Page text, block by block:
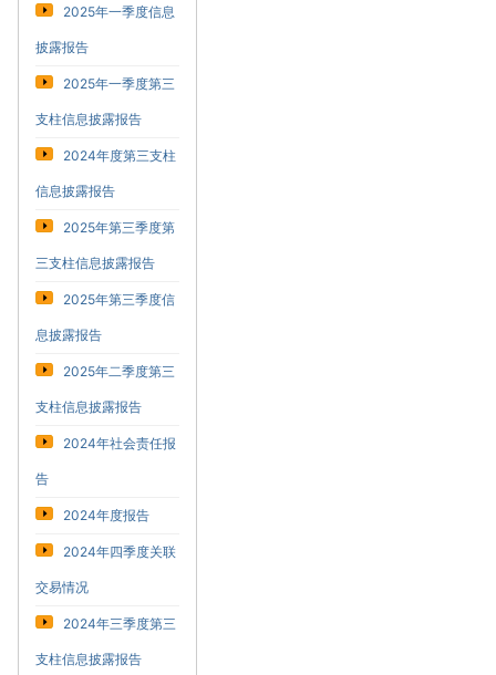
2025年一季度信息
披露报告
2025年一季度第三
支柱信息披露报告
2024年度第三支柱
信息披露报告
2025年第三季度第
三支柱信息披露报告
2025年第三季度信
息披露报告
2025年二季度第三
支柱信息披露报告
2024年社会责任报
告
2024年度报告
2024年四季度关联
交易情况
2024年三季度第三
支柱信息披露报告